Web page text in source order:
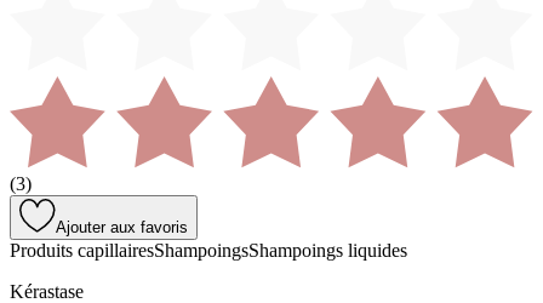
(3)
Ajouter aux favoris
Produits capillairesShampoingsShampoings liquides
Kérastase